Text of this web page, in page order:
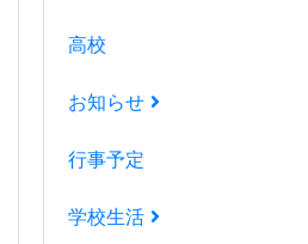
高校
お知らせ
行事予定
学校生活